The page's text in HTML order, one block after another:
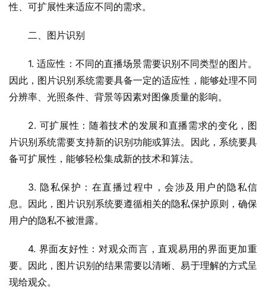
性、可扩展性来适应不同的需求。
二、图片识别
1. 适应性：不同的直播场景需要识别不同类型的图片。
因此，图片识别系统需要具备一定的适应性，能够处理不同
分辨率、光照条件、背景等因素对图像质量的影响。
2. 可扩展性：随着技术的发展和直播需求的变化，图
片识别系统需要支持新的识别功能或算法。因此，系统要具
备可扩展性，能够轻松集成新的技术和算法。
3. 隐私保护：在直播过程中，会涉及用户的隐私信
息。因此，图片识别系统要遵循相关的隐私保护原则，确保
用户的隐私不被泄露。
4. 界面友好性：对观众而言，直观易用的界面更加重
要。因此，图片识别的结果需要以清晰、易于理解的方式呈
现给观众。